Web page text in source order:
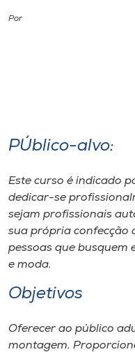
Biblioteca
Editora
Rádio
Museu
Unoesc
Por
PÚblico-alvo:
Este curso é indicado
dedicar-se
sejam profissionais
sua própria confecção
pessoas que busquem
e moda.
Objetivos
Oferecer ao público
montagem.